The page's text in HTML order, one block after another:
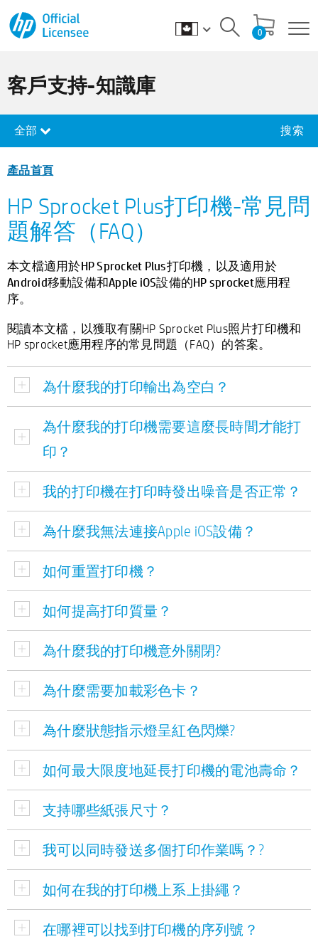
0
客戶支持-知識庫
全部 搜索
產品首頁
HP Sprocket Plus打印機-常見問
題解答（FAQ）
本文檔適用於HP Sprocket Plus打印機，以及適用於
Android移動設備和Apple iOS設備的HP sprocket應用程
序。
閱讀本文檔，以獲取有關HP Sprocket Plus照片打印機和
HP sprocket應用程序的常見問題（FAQ）的答案。
為什麼我的打印輸出為空白？
為什麼我的打印機需要這麼長時間才能打
印？
我的打印機在打印時發出噪音是否正常？
為什麼我無法連接Apple iOS設備？
如何重置打印機？
如何提高打印質量？
為什麼我的打印機意外關閉?
為什麼需要加載彩色卡？
為什麼狀態指示燈呈紅色閃爍?
如何最大限度地延長打印機的電池壽命？
支持哪些紙張尺寸？
我可以同時發送多個打印作業嗎？?
如何在我的打印機上系上掛繩？
在哪裡可以找到打印機的序列號？